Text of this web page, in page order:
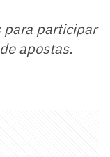
para participar
apostas.